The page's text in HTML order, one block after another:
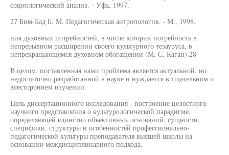
социологический анализ. - Уфа, 1997.
27 Бим-Бад Б. М. Педагогическая антропология. - М., 1998.
ния духовных потребностей, в числе которых потребность в
непрерывном расширении своего культурного тезауруса, в
непрекращающемся духовном обогащении (М. С. Каган).28
В целом, поставленная нами проблема является актуальной, но
недостаточно разработанной в науке и нуждается в тщательном и
всестороннем изучении.
Цель диссертационного исследования - построение целостного
научного представления о культурологической парадигме,
определяющей единство объективных оснований, сущности,
специфики, структуры и особенностей профессионально-
педагогической культуры преподавателя высшей школы на
основании междисциплинарного подхода.